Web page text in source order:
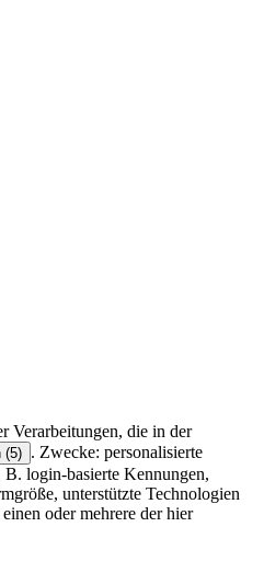
Verarbeitungen, die in der
(5) . Zwecke: personalisierte
login-basierte Kennungen,
unterstützte Technologien
oder mehrere der hier